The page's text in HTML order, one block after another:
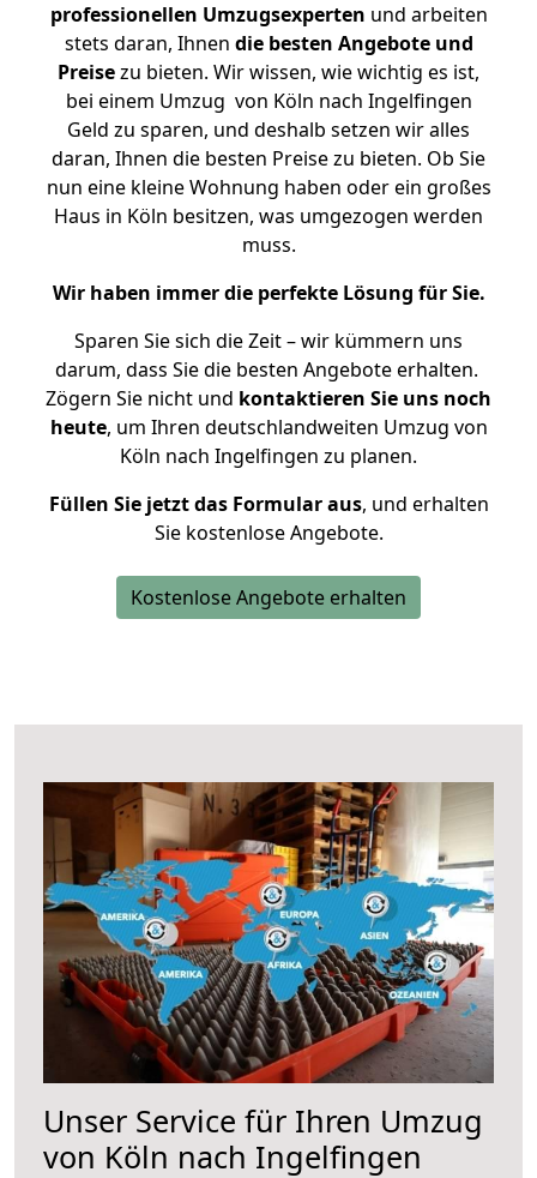
professionellen Umzugsexperten und arbeiten
stets daran, Ihnen die besten Angebote und
Preisezu bieten. Wir wissen, wie wichtig es ist,
bei einem Umzug von Köln nach Ingelfingen
Geld zu sparen, und deshalb setzen wir alles
daran, Ihnen die besten Preise zu bieten. Ob Sie
nun eine kleine Wohnung haben oder ein großes
Haus in Köln besitzen, was umgezogen werden
muss.
Wir haben immer die perfekte Lösung für Sie.
Sparen Sie sich die Zeit – wir kümmern uns
darum, dass Sie die besten Angebote erhalten.
Zögern Sie nicht und kontaktieren Sie uns noch
heute, um Ihren deutschlandweiten Umzug von
Köln nach Ingelfingen zu planen.
Füllen Sie jetzt das Formular aus, und erhalten
Sie kostenlose Angebote.
Kostenlose Angebote erhalten
Unser Service für Ihren Umzug
von Köln nach Ingelfingen